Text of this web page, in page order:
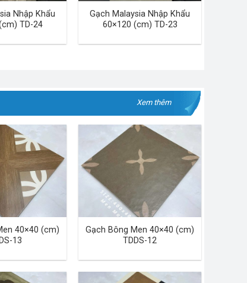
Nhập Khẩu
TD-24
Gạch Malaysia Nhập Khẩu
60×120 (cm) TD-23
Xem thêm
40×40 (cm)
13
Gạch Bông Men 40×40 (cm)
TDDS-12